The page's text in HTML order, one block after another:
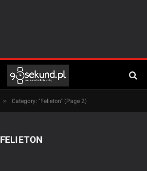
» Category: "Felieton" (Page 2)
FELIETON